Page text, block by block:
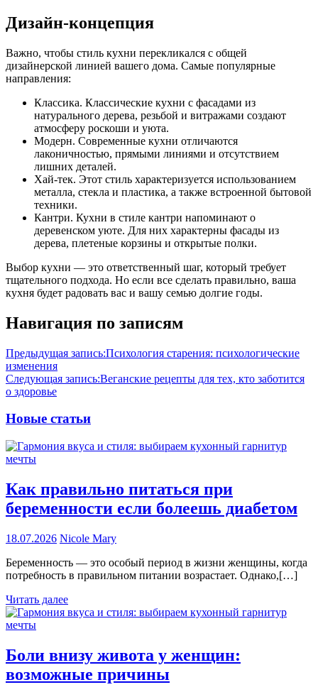
Дизайн-концепция
Важно, чтобы стиль кухни перекликался с общей
дизайнерской линией вашего дома. Самые популярные
направления:
Классика. Классические кухни с фасадами из
натурального дерева, резьбой и витражами создают
атмосферу роскоши и уюта.
Модерн. Современные кухни отличаются
лаконичностью, прямыми линиями и отсутствием
лишних деталей.
Хай-тек. Этот стиль характеризуется использованием
металла, стекла и пластика, а также встроенной бытовой
техники.
Кантри. Кухни в стиле кантри напоминают о
деревенском уюте. Для них характерны фасады из
дерева, плетеные корзины и открытые полки.
Выбор кухни — это ответственный шаг, который требует
тщательного подхода. Но если все сделать правильно, ваша
кухня будет радовать вас и вашу семью долгие годы.
Навигация по записям
Предыдущая запись:Психология старения: психологические
изменения
Следующая запись:Веганские рецепты для тех, кто заботится
о здоровье
Новые статьи
Как правильно питаться при
беременности если болеешь диабетом
18.07.2026 Nicole Mary
Беременность — это особый период в жизни женщины, когда
потребность в правильном питании возрастает. Однако,[…]
Читать далее
Боли внизу живота у женщин:
возможные причины